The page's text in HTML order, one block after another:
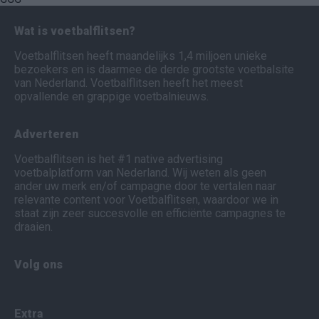
Wat is voetbalflitsen?
Voetbalflitsen heeft maandelijks 1,4 miljoen unieke
bezoekers en is daarmee de derde grootste voetbalsite
van Nederland. Voetbalflitsen heeft het meest
opvallende en grappige voetbalnieuws.
Adverteren
Voetbalflitsen is het #1 native advertising
voetbalplatform van Nederland. Wij weten als geen
ander uw merk en/of campagne door te vertalen naar
relevante content voor Voetbalflitsen, waardoor we in
staat zijn zeer succesvolle en efficiënte campagnes te
draaien.
Volg ons
Extra